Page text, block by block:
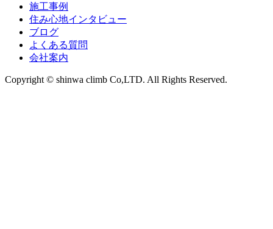
施工事例
住み心地インタビュー
ブログ
よくある質問
会社案内
Copyright © shinwa climb Co,LTD. All Rights Reserved.